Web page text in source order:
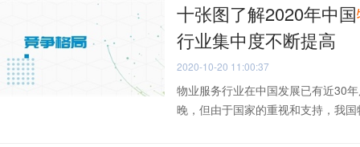
十张图了解2020年中国
行业集中度不断提高
2020-10-20 11:00:37
物业服务行业在中国发展已有近30
晚，但由于国家的重视和支持，我